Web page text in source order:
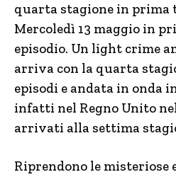
quarta stagione in prima
Mercoledì 13 maggio in
episodio. Un light crime
arriva con la quarta
episodi e andata in onda
infatti nel Regno Unito
arrivati alla settima
Riprendono le misteriose